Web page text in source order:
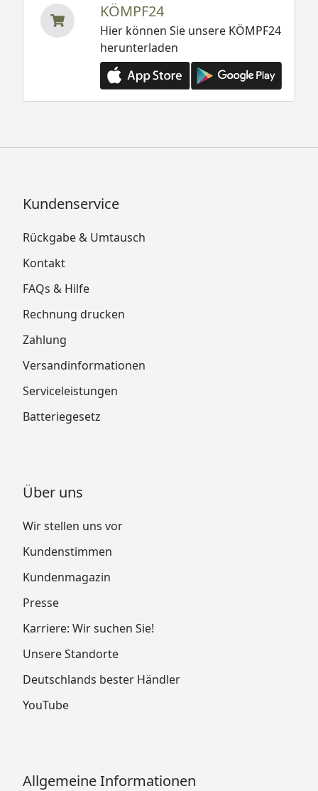
KÖMPF24
Hier können Sie unsere KÖMPF24
herunterladen
Kundenservice
Rückgabe & Umtausch
Kontakt
FAQs & Hilfe
Rechnung drucken
Zahlung
Versandinformationen
Serviceleistungen
Batteriegesetz
Über uns
Wir stellen uns vor
Kundenstimmen
Kundenmagazin
Presse
Karriere: Wir suchen Sie!
Unsere Standorte
Deutschlands bester Händler
YouTube
Allgemeine Informationen